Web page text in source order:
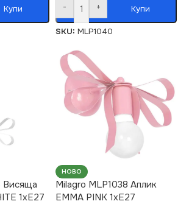
Купи - + Купи
SKU: MLP1040
Висяща
1xE27
НОВО
Milagro MLP1038 Аплик
EMMA PINK 1xE27